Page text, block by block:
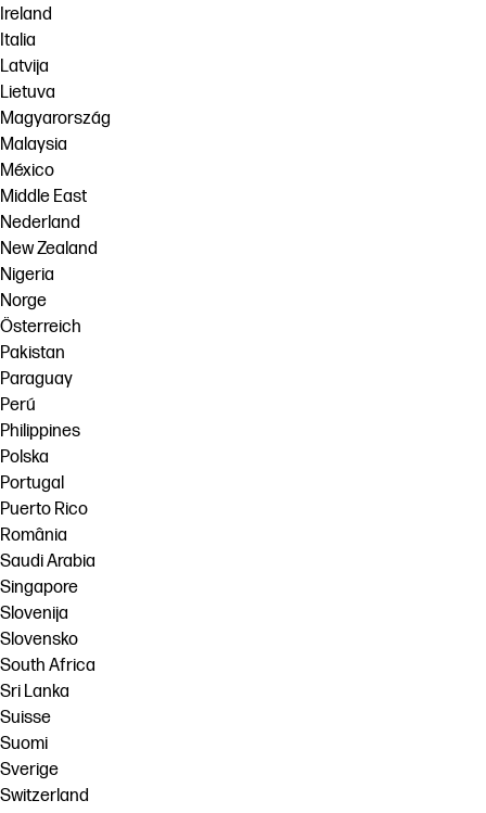
Ireland
Italia
Latvija
Lietuva
Magyarország
Malaysia
México
Middle East
Nederland
New Zealand
Nigeria
Norge
Österreich
Pakistan
Paraguay
Perú
Philippines
Polska
Portugal
Puerto Rico
România
Saudi Arabia
Singapore
Slovenija
Slovensko
South Africa
Sri Lanka
Suisse
Suomi
Sverige
Switzerland